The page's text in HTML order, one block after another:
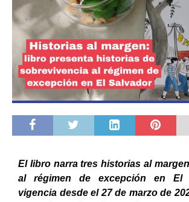
El libro narra tres historias al
al régimen de excepción en El
vigencia desde el 27 de marzo de